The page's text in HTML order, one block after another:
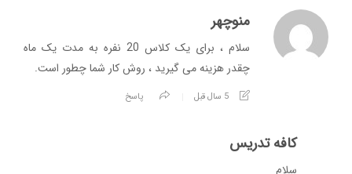
منوچهر
سلام ، برای یک کلاس 20 نفره به مدت یک ماه
چقدر هزینه می گیرید ، روش کار شما چطور است.
5 سال قبل پاسخ
کافه تدریس
سلام